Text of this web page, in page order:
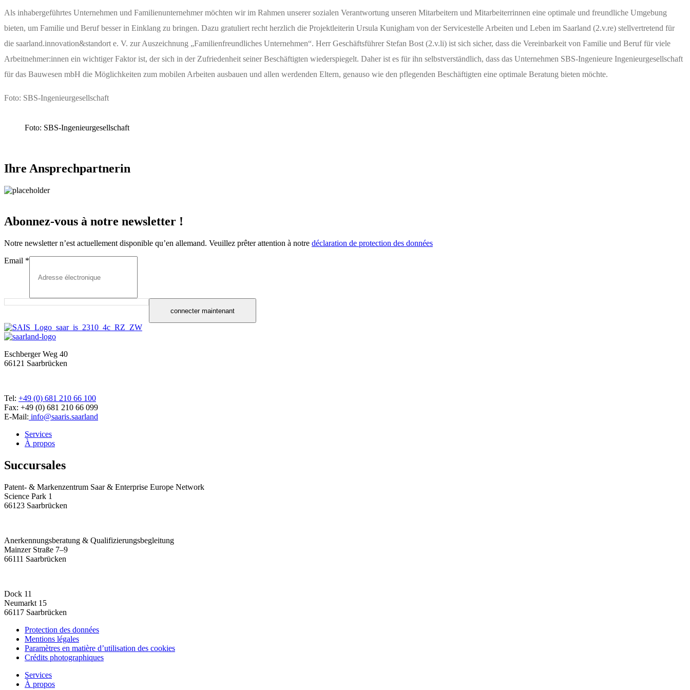
Als inhabergeführtes Unternehmen und Familienunternehmer möchten wir im Rahmen unserer sozialen Verantwortung unseren Mitarbeitern und Mitarbeiterrinnen eine optimale und freundliche Umgebung
bieten, um Familie und Beruf besser in Einklang zu bringen. Dazu gratuliert recht herzlich die Projektleiterin Ursula Kunigham von der Servicestelle Arbeiten und Leben im Saarland (2.v.re) stellvertretend für
die saarland.innovation&standort e. V. zur Auszeichnung „Familienfreundliches Unternehmen“. Herr Geschäftsführer Stefan Bost (2.v.li) ist sich sicher, dass die Vereinbarkeit von Familie und Beruf für viele
Arbeitnehmer:innen ein wichtiger Faktor ist, der sich in der Zufriedenheit seiner Beschäftigten wiederspiegelt. Daher ist es für ihn selbstverständlich, dass das Unternehmen SBS-Ingenieure Ingenieurgesellschaft
für das Bauwesen mbH die Möglichkeiten zum mobilen Arbeiten ausbauen und allen werdenden Eltern, genauso wie den pflegenden Beschäftigten eine optimale Beratung bieten möchte.
Foto: SBS-Ingenieurgesellschaft
Foto: SBS-Ingenieurgesellschaft
Ihre Ansprechpartnerin
Abonnez-vous à notre newsletter !
Notre newsletter n’est actuellement disponible qu’en allemand. Veuillez prêter attention à notre déclaration de protection des données
Email *
connecter maintenant
Eschberger Weg 40
66121 Saarbrücken
Tel: +49 (0) 681 210 66 100
Fax: +49 (0) 681 210 66 099
E-Mail: info@saaris.saarland
Services
À propos
Succursales
Patent- & Markenzentrum Saar & Enterprise Europe Network
Science Park 1
66123 Saarbrücken
Anerkennungsberatung & Qualifizierungsbegleitung
Mainzer Straße 7–9
66111 Saarbrücken
Dock 11
Neumarkt 15
66117 Saarbrücken
Protection des données
Mentions légales
Paramètres en matière d’utilisation des cookies
Crédits photographiques
Services
À propos